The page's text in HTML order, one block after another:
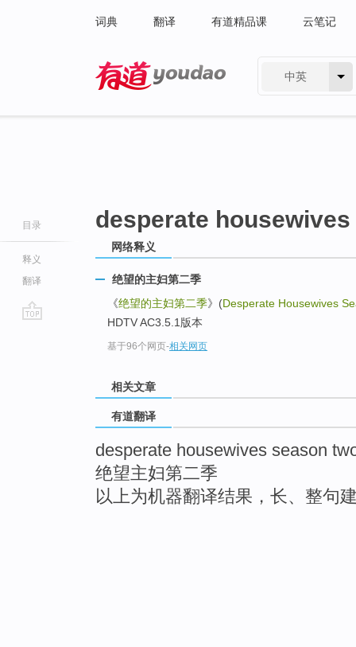
词典 翻译 有道精品课 云笔记
中英
目录
释义
翻译
desperate
网络释义
绝望的主妇第二季
《绝望的主妇第二季》(Desperate Housewives
HDTV AC3.5.1版本
基于96个网页-相关网页
相关文章
有道翻译
desperate housewives season
绝望主妇第二季
以上为机器翻译结果，长、整句